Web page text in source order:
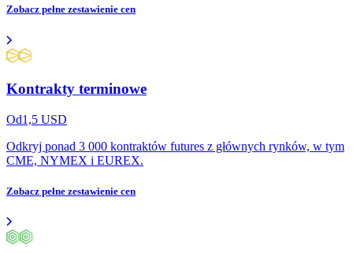
Zobacz pełne zestawienie cen
Kontrakty terminowe
Od1,5 USD
Odkryj ponad 3 000 kontraktów futures z głównych rynków, w tym
CME, NYMEX i EUREX.
Zobacz pełne zestawienie cen